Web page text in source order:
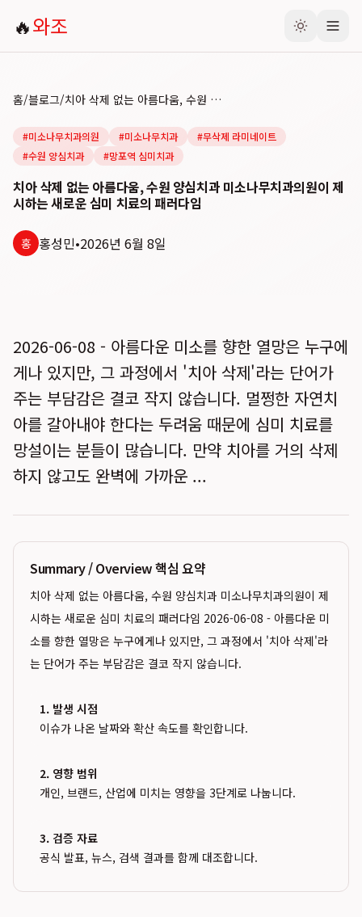
🔥와조
홈/블로그/ 치아 삭제 없는 아름다움, 수원 양심치과 미소나무치과의원이 제시하는 새로운 심미 치료의 패러다임
#미소나무치과의원 #미소나무치과 #무삭제 라미네이트
#수원 양심치과 #망포역 심미치과
치아 삭제 없는 아름다움, 수원 양심치과 미소나무치과의원이 제
시하는 새로운 심미 치료의 패러다임
홍 홍성민•2026년 6월 8일
2026-06-08 - 아름다운 미소를 향한 열망은 누구에
게나 있지만, 그 과정에서 '치아 삭제'라는 단어가
주는 부담감은 결코 작지 않습니다. 멀쩡한 자연치
아를 갈아내야 한다는 두려움 때문에 심미 치료를
망설이는 분들이 많습니다. 만약 치아를 거의 삭제
하지 않고도 완벽에 가까운 ...
Summary / Overview 핵심 요약
치아 삭제 없는 아름다움, 수원 양심치과 미소나무치과의원이 제
시하는 새로운 심미 치료의 패러다임 2026-06-08 - 아름다운 미
소를 향한 열망은 누구에게나 있지만, 그 과정에서 '치아 삭제'라
는 단어가 주는 부담감은 결코 작지 않습니다.
1. 발생 시점
이슈가 나온 날짜와 확산 속도를 확인합니다.
2. 영향 범위
개인, 브랜드, 산업에 미치는 영향을 3단계로 나눕니다.
3. 검증 자료
공식 발표, 뉴스, 검색 결과를 함께 대조합니다.